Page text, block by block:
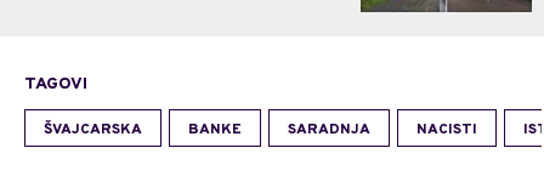
TAGOVI
ŠVAJCARSKA BANKE SARADNJA NACISTI